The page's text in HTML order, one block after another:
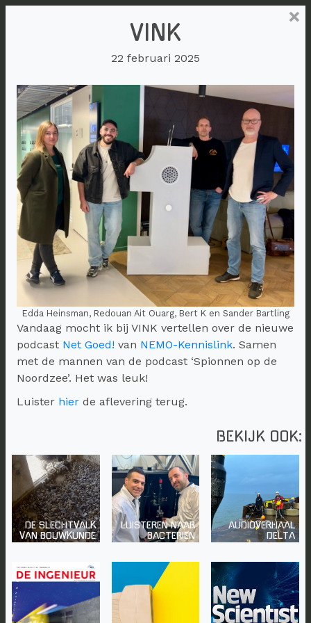
VINK
22 februari 2025
Edda Heinsman, Redouan Ait Ouarg, Bert K en Sander Bartling
Vandaag mocht ik bij VINK vertellen over de nieuwe
podcast Net Goed! van NEMO-Kennislink. Samen
met de mannen van de podcast ‘Spionnen op de
Noordzee’. Het was leuk!
Luister hier de aflevering terug.
BEKIJK OOK:
DE SLECHTVALK
VAN BOUWKUNDE
LUISTEREN NAAR
BACTERIEN
AUDIOVERHAAL
DELTA